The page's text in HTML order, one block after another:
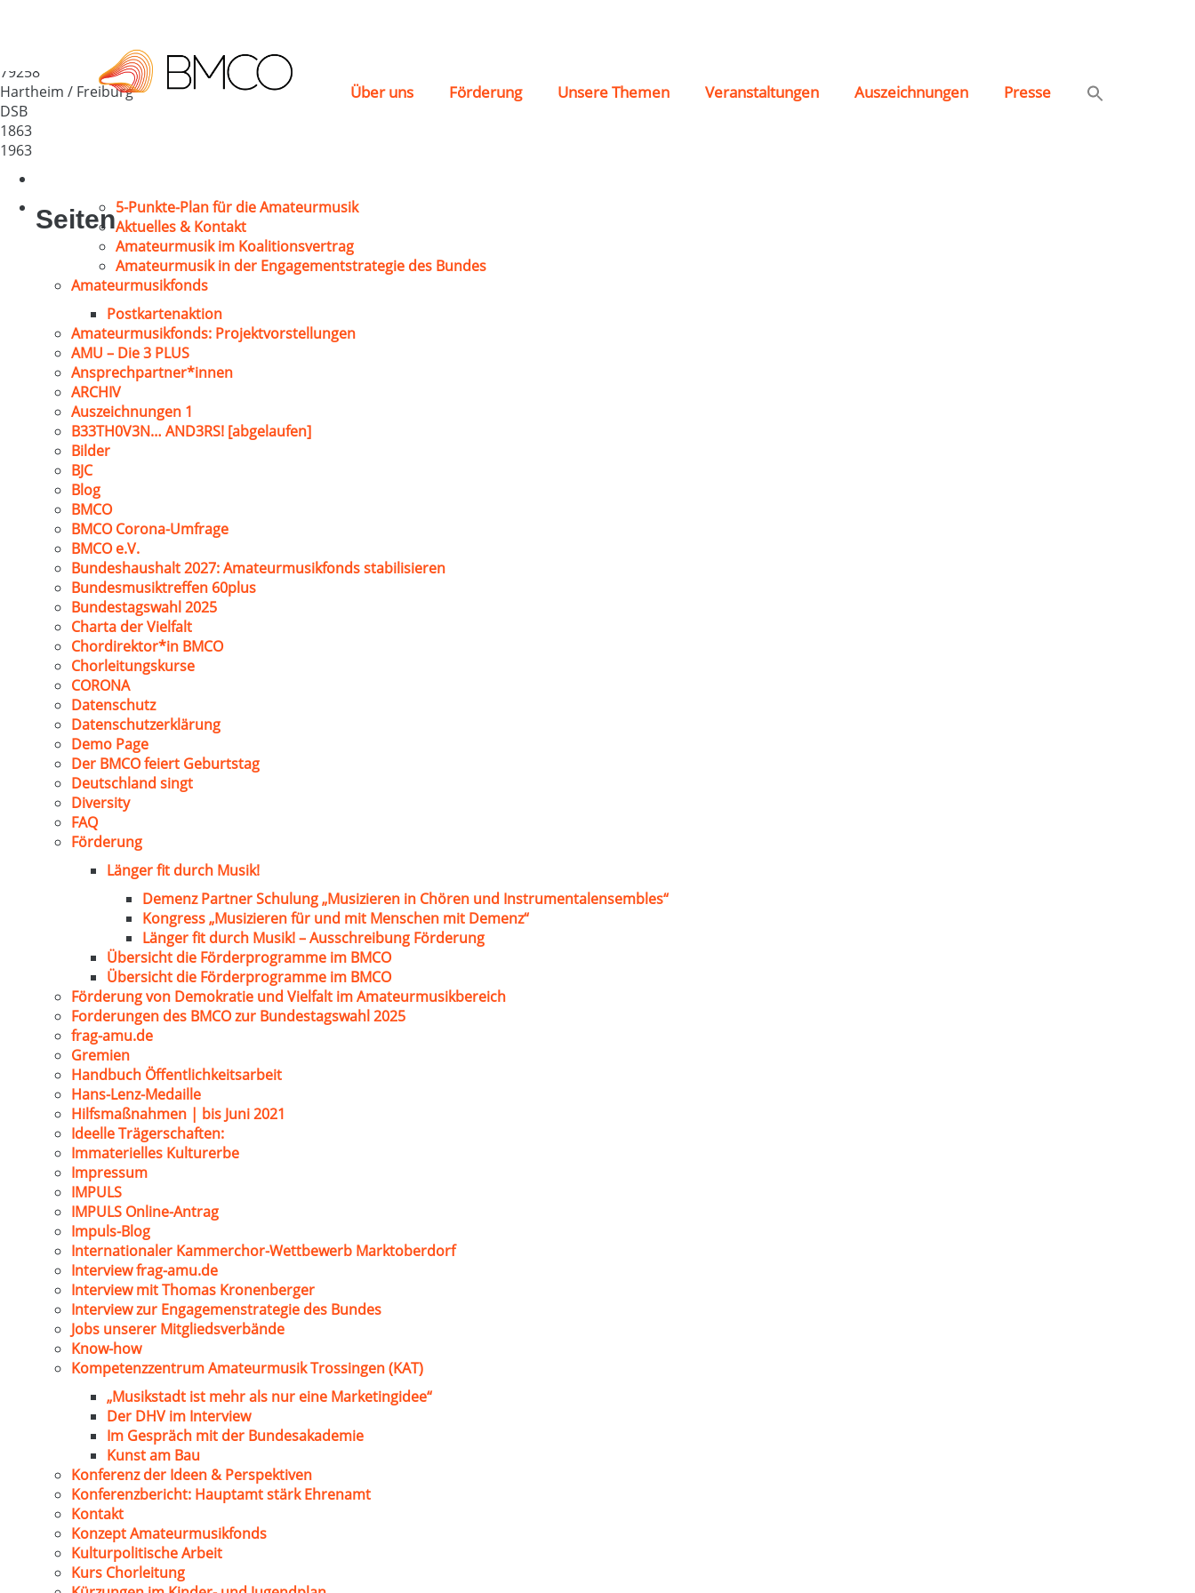
Über uns Förderung Unsere Themen Veranstaltungen Auszeichnungen Presse
79258
Hartheim / Freiburg
DSB
1863
1963
Seiten5-Punkte-Plan für die Amateurmusik
Aktuelles & Kontakt
Amateurmusik im Koalitionsvertrag
Amateurmusik in der Engagementstrategie des Bundes
Amateurmusikfonds
Postkartenaktion
Amateurmusikfonds: Projektvorstellungen
AMU – Die 3 PLUS
Ansprechpartner*innen
ARCHIV
Auszeichnungen 1
B33TH0V3N… AND3RS! [abgelaufen]
Bilder
BJC
Blog
BMCO
BMCO Corona-Umfrage
BMCO e.V.
Bundeshaushalt 2027: Amateurmusikfonds stabilisieren
Bundesmusiktreffen 60plus
Bundestagswahl 2025
Charta der Vielfalt
Chordirektor*in BMCO
Chorleitungskurse
CORONA
Datenschutz
Datenschutzerklärung
Demo Page
Der BMCO feiert Geburtstag
Deutschland singt
Diversity
FAQ
Förderung
Länger fit durch Musik!
Demenz Partner Schulung „Musizieren in Chören und Instrumentalensembles“
Kongress „Musizieren für und mit Menschen mit Demenz“
Länger fit durch Musik! – Ausschreibung Förderung
Übersicht die Förderprogramme im BMCO
Übersicht die Förderprogramme im BMCO
Förderung von Demokratie und Vielfalt im Amateurmusikbereich
Forderungen des BMCO zur Bundestagswahl 2025
frag-amu.de
Gremien
Handbuch Öffentlichkeitsarbeit
Hans-Lenz-Medaille
Hilfsmaßnahmen | bis Juni 2021
Ideelle Trägerschaften:
Immaterielles Kulturerbe
Impressum
IMPULS
IMPULS Online-Antrag
Impuls-Blog
Internationaler Kammerchor-Wettbewerb Marktoberdorf
Interview frag-amu.de
Interview mit Thomas Kronenberger
Interview zur Engagemenstrategie des Bundes
Jobs unserer Mitgliedsverbände
Know-how
Kompetenzzentrum Amateurmusik Trossingen (KAT)
„Musikstadt ist mehr als nur eine Marketingidee“
Der DHV im Interview
Im Gespräch mit der Bundesakademie
Kunst am Bau
Konferenz der Ideen & Perspektiven
Konferenzbericht: Hauptamt stärk Ehrenamt
Kontakt
Konzept Amateurmusikfonds
Kulturpolitische Arbeit
Kurs Chorleitung